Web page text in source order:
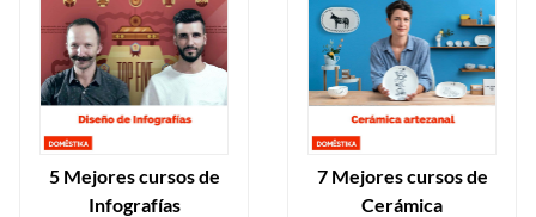
5 Mejores cursos de
Infografías
7 Mejores cursos de
Cerámica